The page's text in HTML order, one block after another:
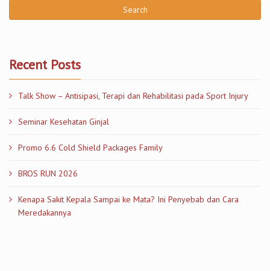
Recent Posts
Talk Show – Antisipasi, Terapi dan Rehabilitasi pada Sport Injury
Seminar Kesehatan Ginjal
Promo 6.6 Cold Shield Packages Family
BROS RUN 2026
Kenapa Sakit Kepala Sampai ke Mata? Ini Penyebab dan Cara
Meredakannya